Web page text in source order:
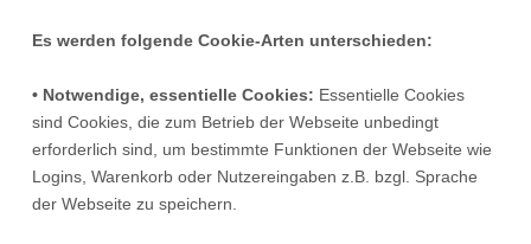
Es werden folgende Cookie-Arten unterschieden:
• Notwendige, essentielle Cookies: Essentielle Cookies
sind Cookies, die zum Betrieb der Webseite unbedingt
erforderlich sind, um bestimmte Funktionen der Webseite wie
Logins, Warenkorb oder Nutzereingaben z.B. bzgl. Sprache
der Webseite zu speichern.